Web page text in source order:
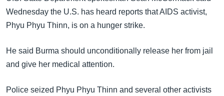
ညွန်း
စာမျက်နှာ
ကျော်
မကြေးမုံရဲ့ အင်္ဂလိပ်စာ
ရုပ်ရှင်ထဲက အင်္ဂလိပ်စာ
ရေဒီယို
တီဗွီ
ရေဒီယိုနှင့်ရုပ်သံ အချက်အလက်များ
ရေဒီယို/တီဗွီအစီအစဉ်
Learning English
Wednesday the U.S. has heard reports that AIDS activist,
Phyu Phyu Thinn, is on a hunger strike.
He said Burma should unconditionally release her from jail
and give her medical attention.
Police seized Phyu Phyu Thinn and several other activists